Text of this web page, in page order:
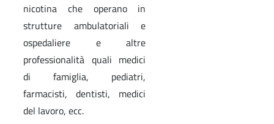
nicotina che operano in
strutture ambulatoriali e
ospedaliere e altre
professionalità quali medici
di famiglia, pediatri,
farmacisti, dentisti, medici
del lavoro, ecc.